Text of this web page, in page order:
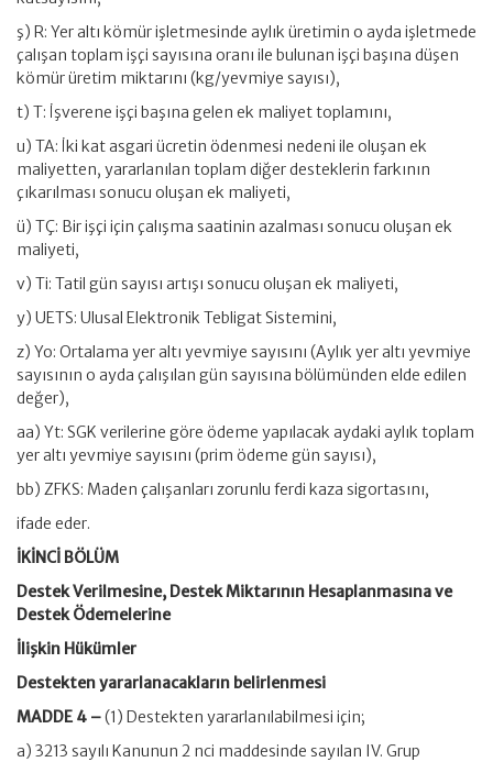
ş) R: Yer altı kömür işletmesinde aylık üretimin o ayda işletmede
çalışan toplam işçi sayısına oranı ile bulunan işçi başına düşen
kömür üretim miktarını (kg/yevmiye sayısı),
t) T: İşverene işçi başına gelen ek maliyet toplamını,
u) TA: İki kat asgari ücretin ödenmesi nedeni ile oluşan ek
maliyetten, yararlanılan toplam diğer desteklerin farkının
çıkarılması sonucu oluşan ek maliyeti,
ü) TÇ: Bir işçi için çalışma saatinin azalması sonucu oluşan ek
maliyeti,
v) Ti: Tatil gün sayısı artışı sonucu oluşan ek maliyeti,
y) UETS: Ulusal Elektronik Tebligat Sistemini,
z) Yo: Ortalama yer altı yevmiye sayısını (Aylık yer altı yevmiye
sayısının o ayda çalışılan gün sayısına bölümünden elde edilen
değer),
aa) Yt: SGK verilerine göre ödeme yapılacak aydaki aylık toplam
yer altı yevmiye sayısını (prim ödeme gün sayısı),
bb) ZFKS: Maden çalışanları zorunlu ferdi kaza sigortasını,
ifade eder.
İKİNCİ BÖLÜM
Destek Verilmesine, Destek Miktarının Hesaplanmasına ve
Destek Ödemelerine
İlişkin Hükümler
Destekten yararlanacakların belirlenmesi
MADDE 4 –(1) Destekten yararlanılabilmesi için;
a) 3213 sayılı Kanunun 2 nci maddesinde sayılan IV. Grup